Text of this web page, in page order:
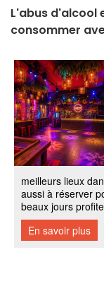
L'abus d'alcool
consommer